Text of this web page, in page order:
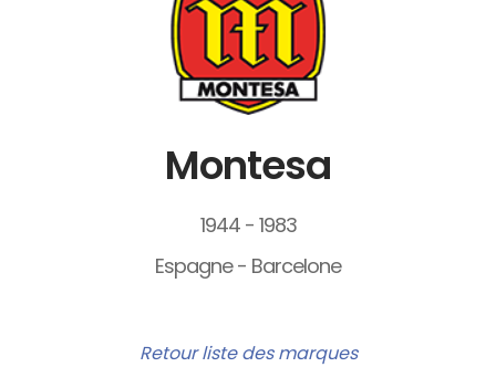
Montesa
1944 - 1983
Espagne - Barcelone
Retour liste des marques